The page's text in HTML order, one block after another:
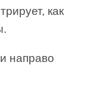
как
направо